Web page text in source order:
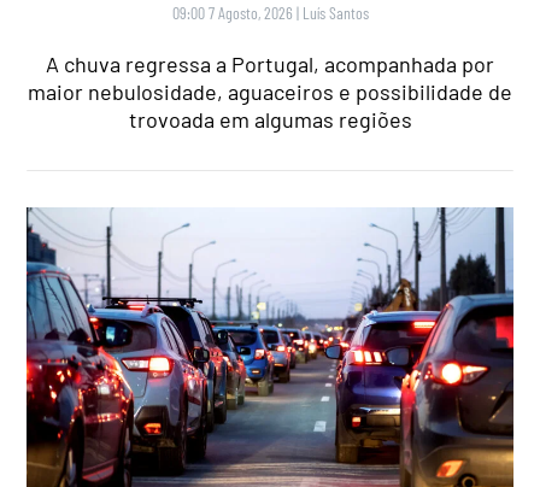
09:00 7 Agosto, 2026 | Luís Santos
A chuva regressa a Portugal, acompanhada por
maior nebulosidade, aguaceiros e possibilidade de
trovoada em algumas regiões